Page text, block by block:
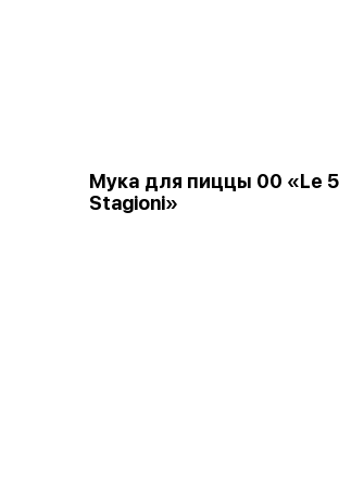
Мука для пиццы 00 «Le 5
Stagioni»